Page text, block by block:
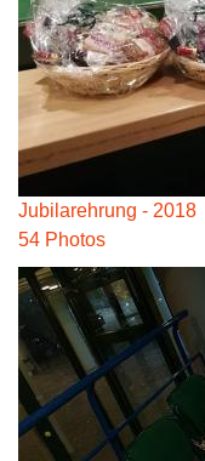
Jubilarehrung - 2018
54 Photos